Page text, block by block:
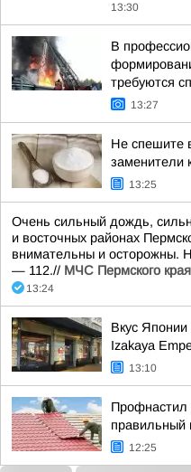
13:30
В
требуются
13:27
Не спешите
заменители
13:25
Очень сильный дождь,
и восточных районах
внимательны и осторожны.
— 112.// МЧС Пермского края
13:24
Вкус
Izakaya
13:10
Профнастил
правильный
12:25